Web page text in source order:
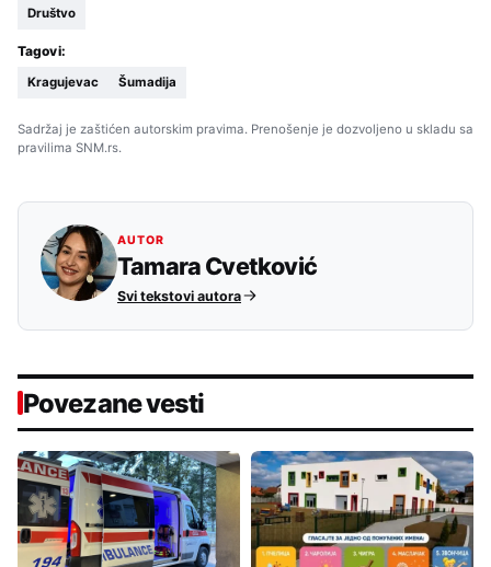
Društvo
Tagovi:
Kragujevac Šumadija
Sadržaj je zaštićen autorskim pravima. Prenošenje je dozvoljeno u skladu sa
pravilima SNM.rs.
AUTOR
Tamara Cvetković
Svi tekstovi autora
Povezane vesti